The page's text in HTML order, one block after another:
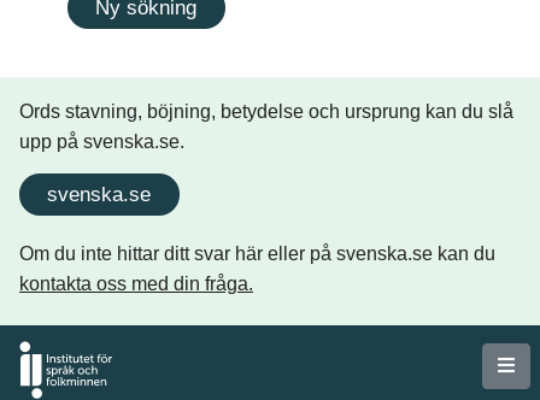
Ords stavning, böjning, betydelse och ursprung kan du slå
upp på svenska.se.
svenska.se
Om du inte hittar ditt svar här eller på svenska.se kan du
kontakta oss med din fråga.